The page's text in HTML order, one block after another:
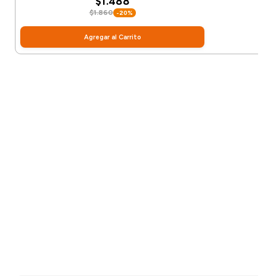
$1.860 -20%
Agregar al Carrito